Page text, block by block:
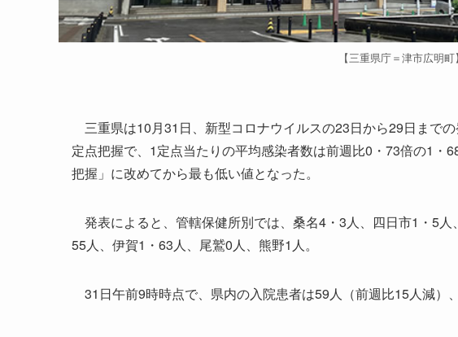
【三重県庁＝津市広明町】
三重県は10月31日、新型コロナウイルスの23日から29日まで
定点把握で、1定点当たりの平均感染者数は前週比0・73倍の1・
把握」に改めてから最も低い値となった。
発表によると、管轄保健所別では、桑名4・3人、四日市1・5
55人、伊賀1・63人、尾鷲0人、熊野1人。
31日午前9時時点で、県内の入院患者は59人（前週比15人減）